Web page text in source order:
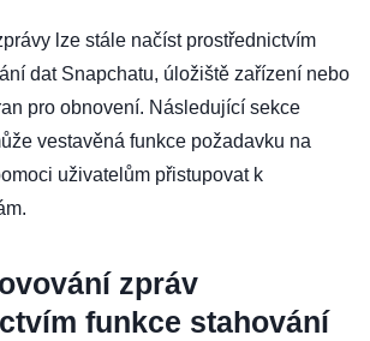
lze stále načíst prostřednictvím
dat Snapchatu, úložiště zařízení nebo
pro obnovení. Následující sekce
vestavěná funkce požadavku na
uživatelům přistupovat k
zpráv
funkce stahování